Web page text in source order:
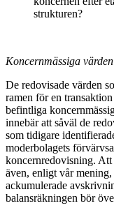
strukturen?
Koncernmässiga
De redovisade värden
ramen för en
befintliga
innebär att såväl de
som tidigare
moderbolagets
koncernredovisning.
även, enligt vår
ackumulerade
balansräkningen bör